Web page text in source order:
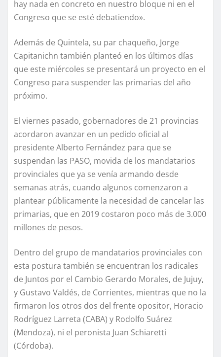
hay nada en concreto en nuestro bloque ni en el
Congreso que se esté debatiendo».
Además de Quintela, su par chaqueño, Jorge
Capitanichn también planteó en los últimos días
que este miércoles se presentará un proyecto en el
Congreso para suspender las primarias del año
próximo.
El viernes pasado, gobernadores de 21 provincias
acordaron avanzar en un pedido oficial al
presidente Alberto Fernández para que se
suspendan las PASO, movida de los mandatarios
provinciales que ya se venía armando desde
semanas atrás, cuando algunos comenzaron a
plantear públicamente la necesidad de cancelar las
primarias, que en 2019 costaron poco más de 3.000
millones de pesos.
Dentro del grupo de mandatarios provinciales con
esta postura también se encuentran los radicales
de Juntos por el Cambio Gerardo Morales, de Jujuy,
y Gustavo Valdés, de Corrientes, mientras que no la
firmaron los otros dos del frente opositor, Horacio
Rodríguez Larreta (CABA) y Rodolfo Suárez
(Mendoza), ni el peronista Juan Schiaretti
(Córdoba).